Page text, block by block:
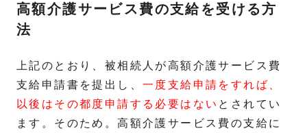
高額介護サービス費の支給を受ける方
法
上記のとおり、被相続人が高額介護サービス費
支給申請書を提出し、 一度支給申請をすれば、
以後はその都度申請する必要はない とされてい
ます。そのため。高額介護サービス費の支給に